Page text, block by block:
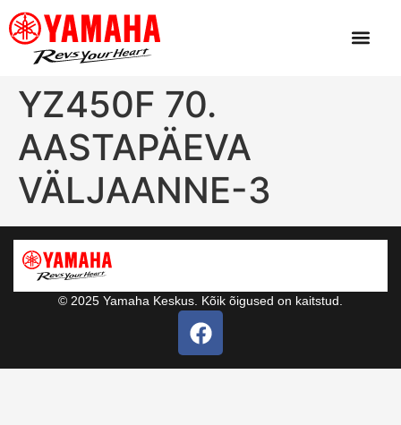
YZ450F 70.
AASTAPÄEVA
VÄLJAANNE-3
© 2025 Yamaha Keskus. Kõik õigused on kaitstud.